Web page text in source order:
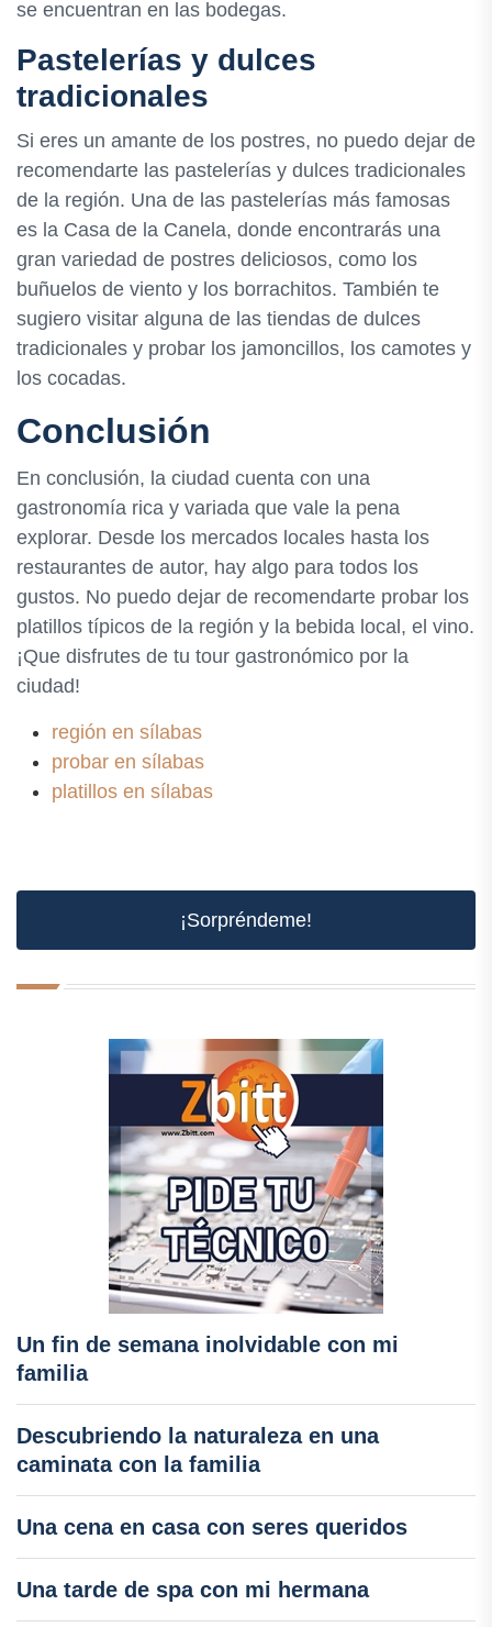
se encuentran en las bodegas.
Pastelerías y dulces
tradicionales
Si eres un amante de los postres, no puedo dejar de
recomendarte las pastelerías y dulces tradicionales
de la región. Una de las pastelerías más famosas
es la Casa de la Canela, donde encontrarás una
gran variedad de postres deliciosos, como los
buñuelos de viento y los borrachitos. También te
sugiero visitar alguna de las tiendas de dulces
tradicionales y probar los jamoncillos, los camotes y
los cocadas.
Conclusión
En conclusión, la ciudad cuenta con una
gastronomía rica y variada que vale la pena
explorar. Desde los mercados locales hasta los
restaurantes de autor, hay algo para todos los
gustos. No puedo dejar de recomendarte probar los
platillos típicos de la región y la bebida local, el vino.
¡Que disfrutes de tu tour gastronómico por la
ciudad!
región en sílabas
probar en sílabas
platillos en sílabas
¡Sorpréndeme!
Un fin de semana inolvidable con mi
familia
Descubriendo la naturaleza en una
caminata con la familia
Una cena en casa con seres queridos
Una tarde de spa con mi hermana